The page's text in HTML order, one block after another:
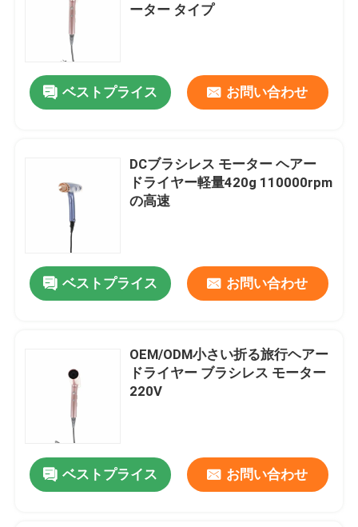
ーター タイプ
ベストプライス お問い合わせ
DCブラシレス モーター ヘアー
ドライヤー軽量420g 110000rpm
の高速
ベストプライス お問い合わせ
OEM/ODM小さい折る旅行ヘアー
ドライヤー ブラシレス モーター
220V
ベストプライス お問い合わせ